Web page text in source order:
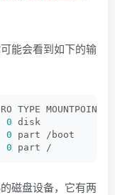
能会看到如下的输
MOUNTPOINT
0 disk
0 part /boot
0 part /
磁盘设备，它有两